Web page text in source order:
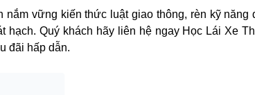
nắm vững kiến thức luật giao thông, rèn kỹ năng
Quý khách hãy liên hệ ngay Học Lái Xe
đãi hấp dẫn.